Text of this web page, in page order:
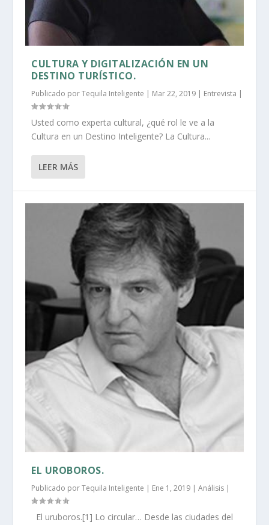
CULTURA Y DIGITALIZACIÓN EN UN
DESTINO TURÍSTICO.
Publicado porTequila Inteligente | Mar 22, 2019 | Entrevista |
Usted como experta cultural, ¿qué rol le ve a la
Cultura en un Destino Inteligente? La Cultura...
LEER MÁS
EL UROBOROS.
Publicado porTequila Inteligente | Ene 1, 2019 |Análisis |
El uruboros.[1] Lo circular… Desde las ciudades del